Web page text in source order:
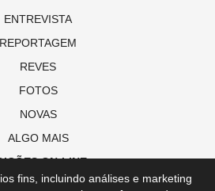
ENTREVISTA
REPORTAGEM
REVES
FOTOS
NOVAS
ALGO MAIS
ON-LINE
fins, incluindo análises e marketing